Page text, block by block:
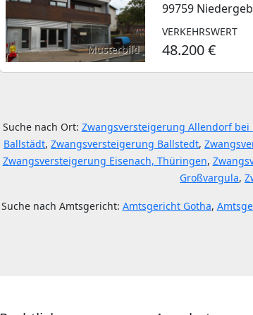
Musterbild
99759
VERKEHRSWERT
48.200 €
Suche nach Ort: Zwangsversteigerung Allendorf bei
Ballstädt, Zwangsversteigerung Ballstedt,
Zwangsversteigerung Eisenach, Thüringen,
Großvargula,
Suche nach Amtsgericht: Amtsgericht Gotha,